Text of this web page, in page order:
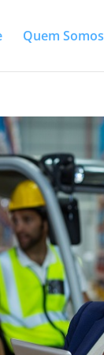
Quem Somos